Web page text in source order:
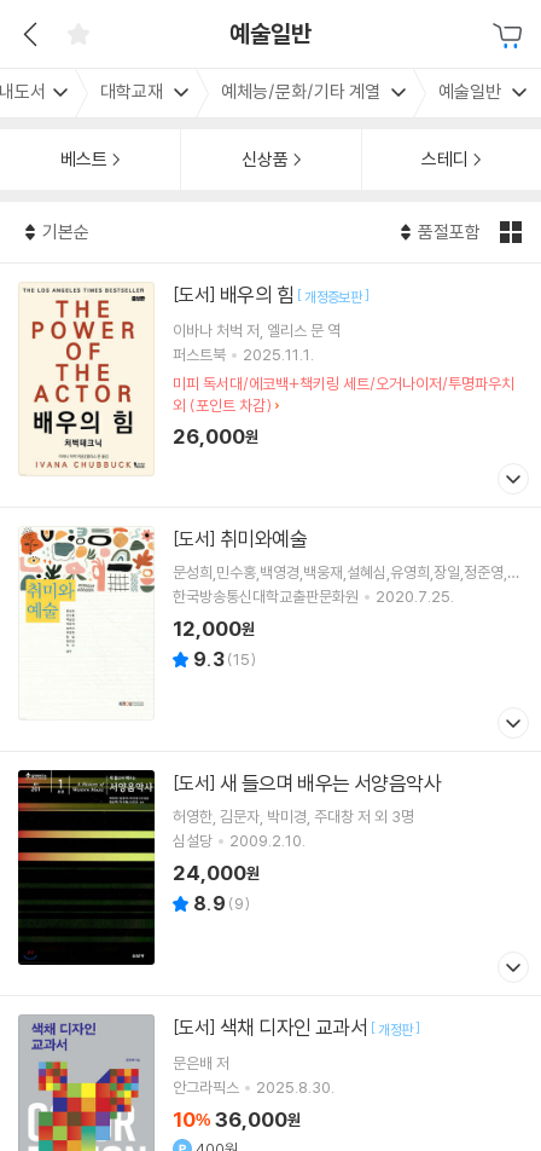
예술일반
도서 대학교재 예체능/문화/기타 계열 예술일반
베스트 신상품 스테디
기본순 품절포함
[도서] 배우의 힘 [개정증보판]
이바나 처벅 저 엘리스 문 역
퍼스트북
2025.11.1.
미피 독서대/에코백+책키링 세트/오거나이저/투명파우치
외 (포인트 차감)
26,000원
[도서] 취미와예술
문성희,민수홍,백영경,백웅재,설혜심,유영희,장일,정준영,허
진 공저
한국방송통신대학교출판문화원 2020.7.25.
12,000원
9.3(15)
[도서] 새 들으며 배우는 서양음악사
허영한 김문자 박미경 주대창저 외 3명
심설당
2009.2.10.
24,000원
8.9 (9)
[도서] 색채 디자인 교과서 [개정판]
문은배 저
안그라픽스
2025.8.30.
10% 36,000원